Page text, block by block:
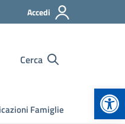
Accedi
Cerca
Famiglie